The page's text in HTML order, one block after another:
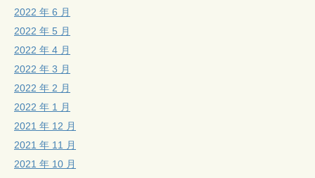
2022 年 6 月
2022 年 5 月
2022 年 4 月
2022 年 3 月
2022 年 2 月
2022 年 1 月
2021 年 12 月
2021 年 11 月
2021 年 10 月